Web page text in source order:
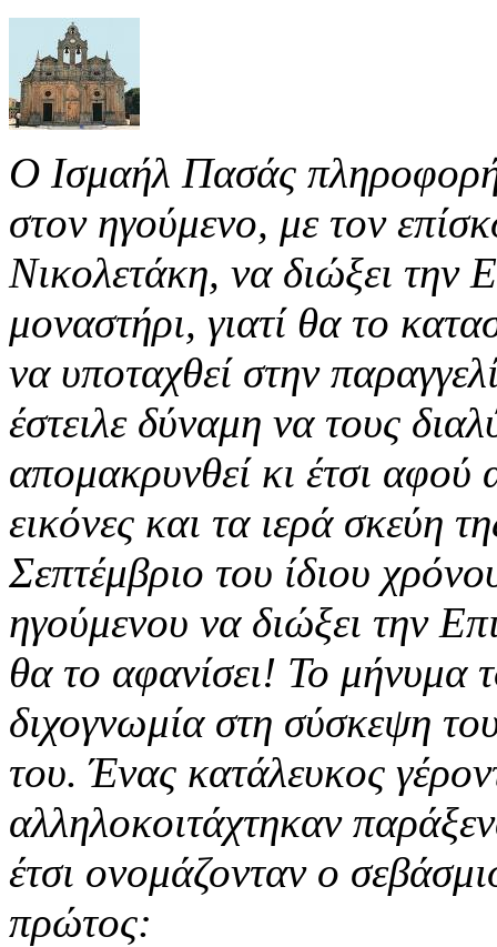
Ο Ισμαήλ Πασάς
στον ηγούμενο, με τον
Νικολετάκη, να διώξει την
μοναστήρι, γιατί θα το
να υποταχθεί στην
έστειλε δύναμη να τους
απομακρυνθεί κι έτσι αφού
εικόνες και τα ιερά σκεύη
Σεπτέμβριο του ίδιου
ηγούμενου να διώξει την
θα το αφανίσει! Το μήνυμα
διχογνωμία στη σύσκεψη
του. Ένας κατάλευκος
αλληλοκοιτάχτηκαν
έτσι ονομάζονταν ο
πρώτος: